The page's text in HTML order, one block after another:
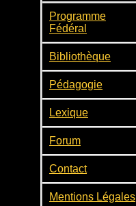
Programme
Fédéral
Bibliothèque
Pédagogie
Lexique
Forum
Contact
Mentions Légales